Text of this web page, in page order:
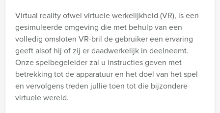
Virtual reality ofwel virtuele werkelijkheid (VR), is een
gesimuleerde omgeving die met behulp van een
volledig omsloten VR-bril de gebruiker een ervaring
geeft alsof hij of zij er daadwerkelijk in deelneemt.
Onze spelbegeleider zal u instructies geven met
betrekking tot de apparatuur en het doel van het spel
en vervolgens treden jullie toen tot die bijzondere
virtuele wereld.